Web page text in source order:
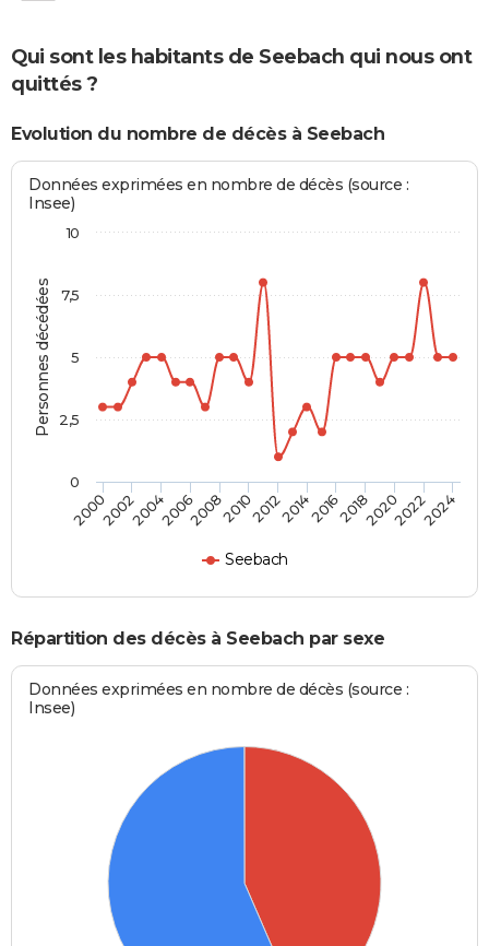
Qui sont les habitants de Seebach qui nous ont
quittés ?
Evolution du nombre de décès à Seebach
Personnes décédées
Données exprimées en nombre de décès (source :
Insee)
Seebach
2000200220042006200820102012201420162018202020222024
0
10
2,5
5
7,5
Répartition des décès à Seebach par sexe
Données exprimées en nombre de décès (source :
Insee)